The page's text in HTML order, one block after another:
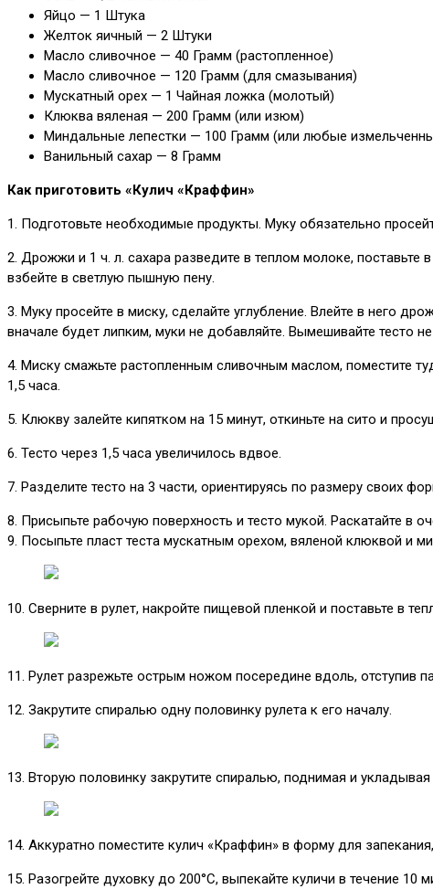
Яйцо — 1 Штука
Желток яичный — 2 Штуки
Масло сливочное — 40 Грамм (растопленное)
Масло сливочное — 120 Грамм (для смазывания)
Мускатный орех — 1 Чайная ложка (молотый)
Клюква вяленая — 200 Грамм (или изюм)
Миндальные лепестки — 100 Грамм (или любые
Ванильный сахар — 8 Грамм
Как приготовить «Кулич «Краффин»
1. Подготовьте необходимые продукты. Муку обязательно
2. Дрожжи и 1 ч. л. сахара разведите в теплом молоке, поставьте
взбейте в светлую пышную пену.
3. Муку просейте в миску, сделайте углубление. Влейте в него
вначале будет липким, муки не добавляйте. Вымешивайте тесто
4. Миску смажьте растопленным сливочным маслом, поместите
1,5 часа.
5. Клюкву залейте кипятком на 15 минут, откиньте на сито и
6. Тесто через 1,5 часа увеличилось вдвое.
7. Разделите тесто на 3 части, ориентируясь по размеру своих
8. Присыпьте рабочую поверхность и тесто мукой. Раскатайте в
9. Посыпьте пласт теста мускатным орехом, вяленой клюквой и
10. Сверните в рулет, накройте пищевой пленкой и поставьте в
11. Рулет разрежьте острым ножом посередине вдоль, отступив
12. Закрутите спиралью одну половинку рулета к его началу.
13. Вторую половинку закрутите спиралью, поднимая и укладывая
14. Аккуратно поместите кулич «Краффин» в форму для
15. Разогрейте духовку до 200°C, выпекайте куличи в течение